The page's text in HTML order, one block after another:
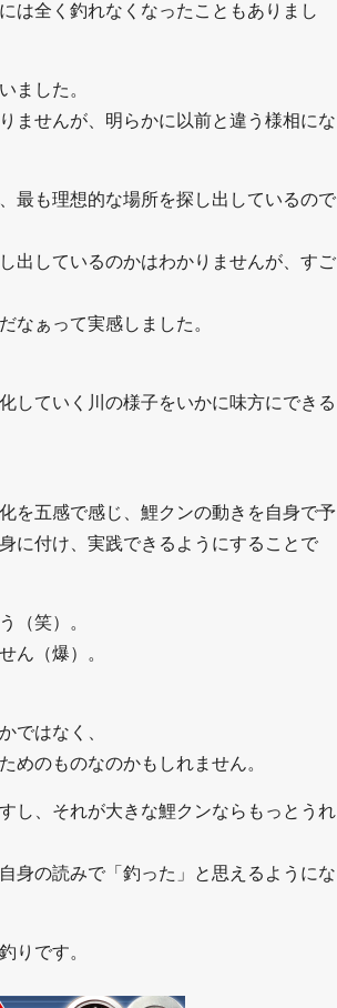
は全く釣れなくなったこともありまし
ました。
ませんが、明らかに以前と違う様相にな
最も理想的な場所を探し出しているので
出しているのかはわかりませんが、すご
なぁって実感しました。
していく川の様子をいかに味方にできる
を五感で感じ、鯉クンの動きを自身で予
に付け、実践できるようにすることで
（笑）。
ん（爆）。
ではなく、
めのものなのかもしれません。
し、それが大きな鯉クンならもっとうれ
身の読みで「釣った」と思えるようにな
りです。